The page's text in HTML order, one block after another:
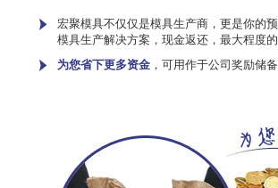
宏聚模具不仅仅是模具生产商，更是你的
模具生产解决方案，现金返还，最大程度的
为您省下更多资金 ，可用作于公司奖励储